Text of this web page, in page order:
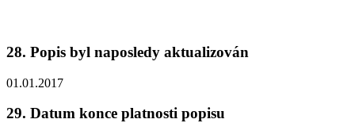
28. Popis byl naposledy aktualizován
01.01.2017
29. Datum konce platnosti popisu